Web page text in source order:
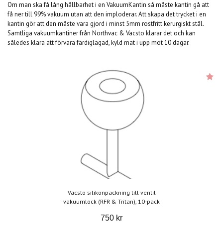
Om man ska få lång hållbarhet i en VakuumKantin så måste kantin gå att
få ner till 99% vakuum utan att den imploderar. Att skapa det trycket i en
kantin gör att den måste vara gjord i minst 5mm rostfritt kerurgiskt stål.
Samtliga vakuumkantiner från Northvac & Vacsto klarar det och kan
således klara att förvara färdiglagad, kyld mat i upp mot 10 dagar.
Vacsto silikonpackning till ventil
vakuumlock (RFR & Tritan), 10-pack
750 kr